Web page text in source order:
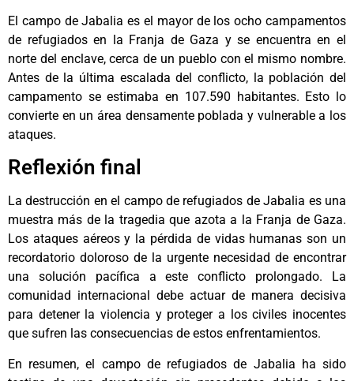
El campo de Jabalia es el mayor de los ocho campamentos
de refugiados en la Franja de Gaza y se encuentra en el
norte del enclave, cerca de un pueblo con el mismo nombre.
Antes de la última escalada del conflicto, la población del
campamento se estimaba en 107.590 habitantes. Esto lo
convierte en un área densamente poblada y vulnerable a los
ataques.
Reflexión final
La destrucción en el campo de refugiados de Jabalia es una
muestra más de la tragedia que azota a la Franja de Gaza.
Los ataques aéreos y la pérdida de vidas humanas son un
recordatorio doloroso de la urgente necesidad de encontrar
una solución pacífica a este conflicto prolongado. La
comunidad internacional debe actuar de manera decisiva
para detener la violencia y proteger a los civiles inocentes
que sufren las consecuencias de estos enfrentamientos.
En resumen, el campo de refugiados de Jabalia ha sido